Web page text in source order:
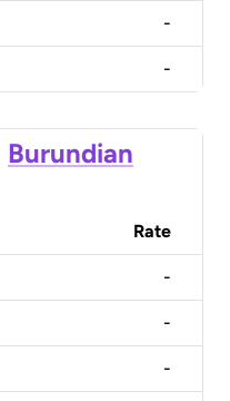
-
-
Burundian
Rate
-
-
-